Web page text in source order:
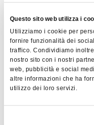
Questo sito web utilizza i
Utilizziamo i cookie per
fornire funzionalità dei
traffico. Condividiamo
nostro sito con i nostri
web, pubblicità e social
altre informazioni che ha
utilizzo dei loro servizi.
Cp Centro
nell’ambito
PRISMA
Manager